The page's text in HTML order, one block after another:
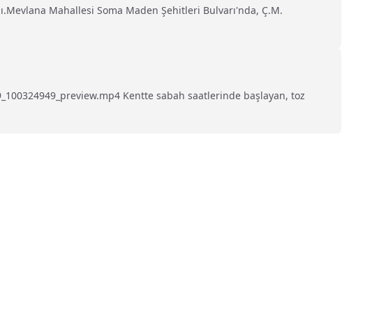
Mahallesi Soma Maden Şehitleri Bulvarı'nda, Ç.M.
Kentte sabah saatlerinde başlayan, toz